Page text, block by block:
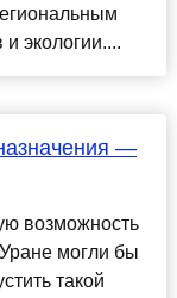
экологии....
—
возможность
могли бы
такой